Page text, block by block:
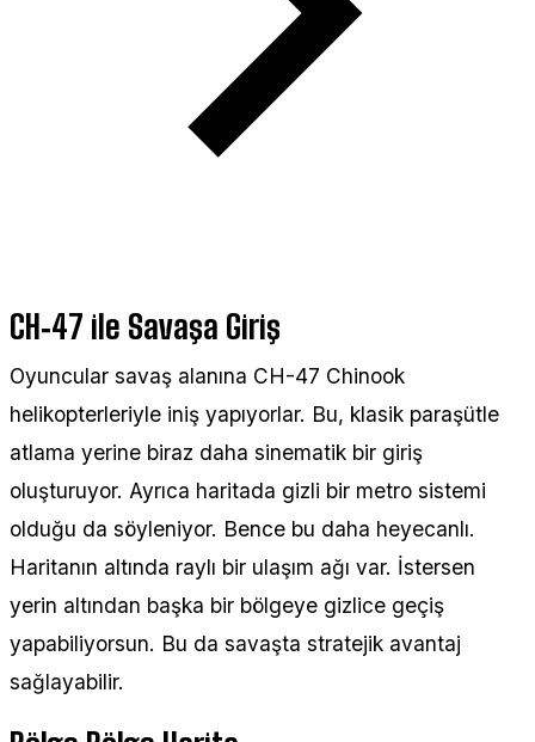
CH‑47 ile Savaşa Giriş
Oyuncular savaş alanına CH-47 Chinook
helikopterleriyle iniş yapıyorlar. Bu, klasik paraşütle
atlama yerine biraz daha sinematik bir giriş
oluşturuyor. Ayrıca haritada gizli bir metro sistemi
olduğu da söyleniyor. Bence bu daha heyecanlı.
Haritanın altında raylı bir ulaşım ağı var. İstersen
yerin altından başka bir bölgeye gizlice geçiş
yapabiliyorsun. Bu da savaşta stratejik avantaj
sağlayabilir.